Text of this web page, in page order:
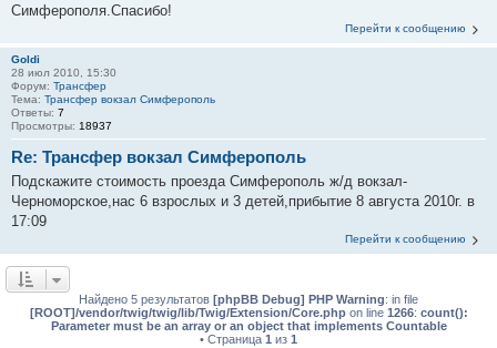
Симферополя.Спасибо!
Перейти к сообщению
Goldi
28 июл 2010, 15:30
Форум: Трансфер
Тема: Трансфер вокзал Симферополь
Ответы: 7
Просмотры: 18937
Re: Трансфер вокзал Симферополь
Подскажите стоимость проезда Симферополь ж/д вокзал-
Черноморское,нас 6 взрослых и 3 детей,прибытие 8 августа 2010г. в
17:09
Перейти к сообщению
Найдено 5 результатов [phpBB Debug] PHP Warning: in file
[ROOT]/vendor/twig/twig/lib/Twig/Extension/Core.phpon line 1266: count():
Parameter must be an array or an object that implements Countable
• Страница 1 из 1